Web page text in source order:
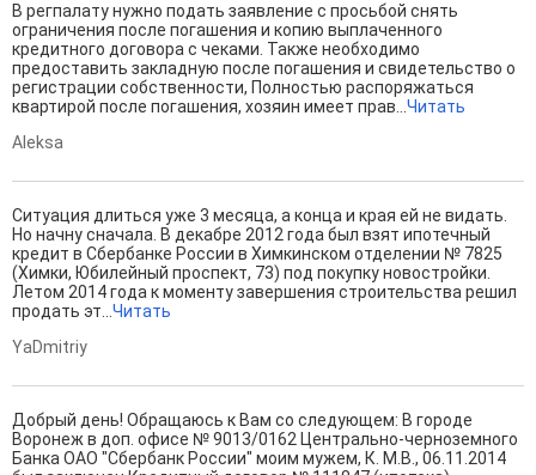
В регпалату нужно подать заявление с просьбой снять
ограничения после погашения и копию выплаченного
кредитного договора с чеками. Также необходимо
предоставить закладную после погашения и свидетельство о
регистрации собственности, Полностью распоряжаться
квартирой после погашения, хозяин имеет прав...Читать
Aleksa
Ситуация длиться уже 3 месяца, а конца и края ей не видать.
Но начну сначала. В декабре 2012 года был взят ипотечный
кредит в Сбербанке России в Химкинском отделении № 7825
(Химки, Юбилейный проспект, 73) под покупку новостройки.
Летом 2014 года к моменту завершения строительства решил
продать эт...Читать
YaDmitriy
Добрый день! Обращаюсь к Вам со следующем: В городе
Воронеж в доп. офисе № 9013/0162 Центрально-черноземного
Банка ОАО "Сбербанк России" моим мужем, К. М.В., 06.11.2014